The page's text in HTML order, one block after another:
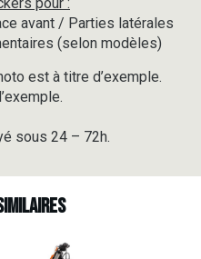
pour :
avant / Parties latérales
(selon modèles)
est à titre d’exemple.
sous 24 – 72h.